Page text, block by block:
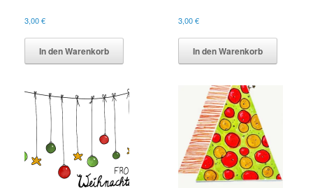
3,00€
In den Warenkorb
3,00€
In den Warenkorb